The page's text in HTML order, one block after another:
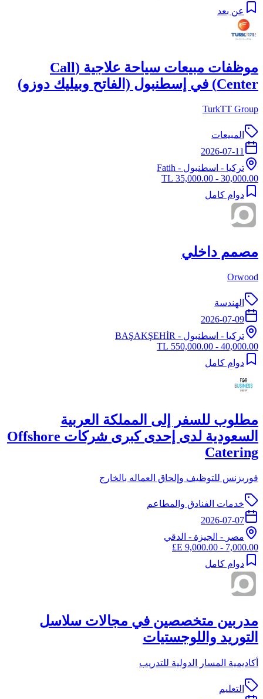
عن بعد
موظفات مبيعات سياحة علاجية (Call
Center) في إسطنبول (الفاتح وبيليك دوزو)
TurkTT Group
المبيعات
2026-07-11
تركيا - اسطنبول - Fatih
30,000.00 - 35,000.00 TL
دوام كامل
مصمم داخلي
Orwood
الهندسة
2026-07-09
تركيا - اسطنبول - BAŞAKŞEHİR
40,000.00 - 550,000.00 TL
دوام كامل
مطلوب للسفر إلى المملكة العربية
السعودية لدى إحدى كبرى شركات Offshore
Catering
فوربزنس للتوظيف وإلحاق العماله بالخارج
خدمات الفنادق والمطاعم
2026-07-07
مصر - الجيزة - الدقي
7,000.00 - 9,000.00 E£
دوام كامل
مدربين متخصصين في مجالات سلاسل
التوريد واللوجستيات
أكاديمية المسار الدولية للتدريب
التعليم